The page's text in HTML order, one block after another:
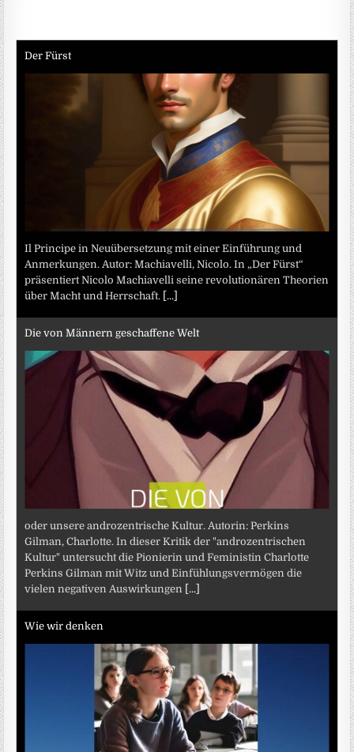
Der Fürst
Il Principe in Neuübersetzung mit einer Einführung und
Anmerkungen. Autor: Machiavelli, Nicolo. In „Der Fürst“
präsentiert Nicolo Machiavelli seine revolutionären Theorien
über Macht und Herrschaft. [...]
Die von Männern geschaffene Welt
oder unsere androzentrische Kultur. Autorin: Perkins
Gilman, Charlotte. In dieser Kritik der "androzentrischen
Kultur" untersucht die Pionierin und Feministin Charlotte
Perkins Gilman mit Witz und Einfühlungsvermögen die
vielen negativen Auswirkungen [...]
Wie wir denken